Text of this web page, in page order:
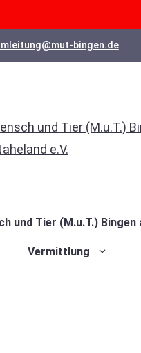
bingen.de
Vermittlung